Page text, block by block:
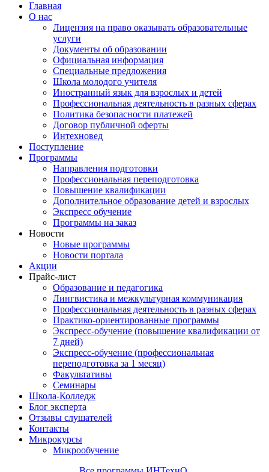
Главная
О нас
Лицензия на право оказывать образовательные
услуги
Документы об образовании
Официальная информация
Специальные предложения
Школа молодого учителя
Иностранный язык для взрослых и детей
Профессиональная деятельность в разных сферах
Политика безопасности платежей
Договор публичной оферты
Интехновед
Поступление
Программы
Направления подготовки
Профессиональная переподготовка
Повышение квалификации
Дополнительное образование детей и взрослых
Экспресс обучение
Программы на заказ
Новости
Новые программы
Новости портала
Акции
Прайс-лист
Образование и педагогика
Лингвистика и межкультурная коммуникация
Профессиональная деятельность в разных сферах
Практико-ориентированные программы
Экспресс-обучение (повышение квалификации от
7 дней)
Экспресс-обучение (профессиональная
переподготовка за 1 месяц)
Факультативы
Семинары
Школа-Колледж
Блог эксперта
Отзывы слушателей
Контакты
Микрокурсы
Микрообучение